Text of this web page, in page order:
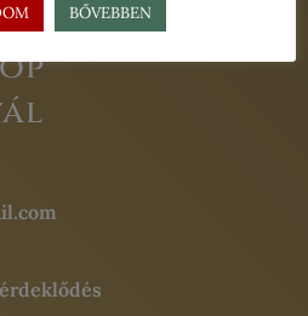
BŐVEBBEN